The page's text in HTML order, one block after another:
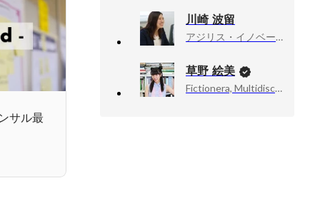
サル最
川崎 波留
アジリス・イノベーション株式会社, シニアコンサルタント
草野 絵美
Fictionera, Multidisciplinary Artist / CEO / Co-Founder